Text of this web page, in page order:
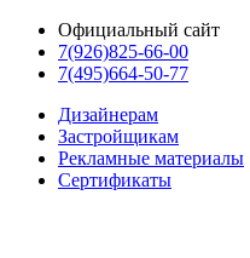
Официальный сайт
7(926)825-66-00
7(495)664-50-77
Дизайнерам
Застройщикам
Рекламные материалы
Сертификаты